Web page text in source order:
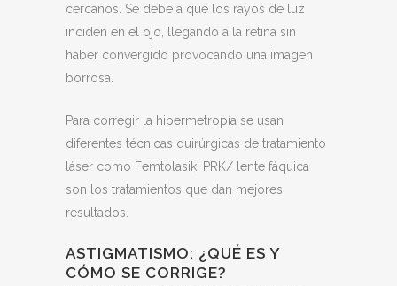
cercanos. Se debe a que los rayos de luz
inciden en el ojo, llegando a la retina sin
haber convergido provocando una imagen
borrosa.
Para corregir la hipermetropía se usan
diferentes técnicas quirúrgicas de tratamiento
láser como Femtolasik, PRK/ lente fáquica
son los tratamientos que dan mejores
resultados.
ASTIGMATISMO: ¿QUÉ ES Y
CÓMO SE CORRIGE?